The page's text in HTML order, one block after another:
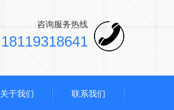
咨询服务热线
18119318641
关于我们 联系我们